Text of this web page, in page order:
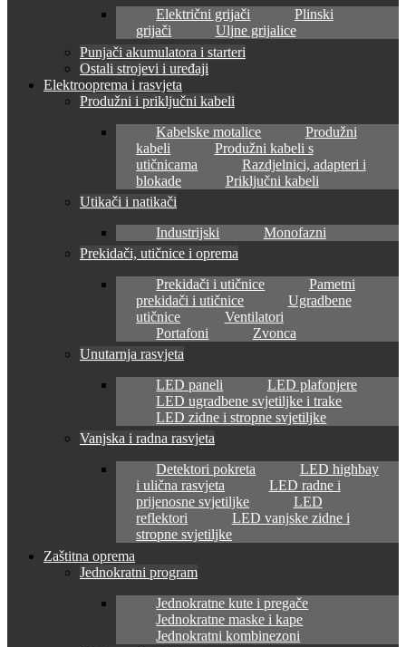
Električni grijači
Plinski
grijači
Uljne grijalice
Punjači akumulatora i starteri
Ostali strojevi i uređaji
Elektrooprema i rasvjeta
Produžni i priključni kabeli
Kabelske motalice
Produžni
kabeli
Produžni kabeli s
utičnicama
Razdjelnici, adapteri i
blokade
Priključni kabeli
Utikači i natikači
Industrijski
Monofazni
Prekidači, utičnice i oprema
Prekidači i utičnice
Pametni
prekidači i utičnice
Ugradbene
utičnice
Ventilatori
Portafoni
Zvonca
Unutarnja rasvjeta
LED paneli
LED plafonjere
LED ugradbene svjetiljke i trake
LED zidne i stropne svjetiljke
Vanjska i radna rasvjeta
Detektori pokreta
LED highbay
i ulična rasvjeta
LED radne i
prijenosne svjetiljke
LED
reflektori
LED vanjske zidne i
stropne svjetiljke
Zaštitna oprema
Jednokratni program
Jednokratne kute i pregače
Jednokratne maske i kape
Jednokratni kombinezoni